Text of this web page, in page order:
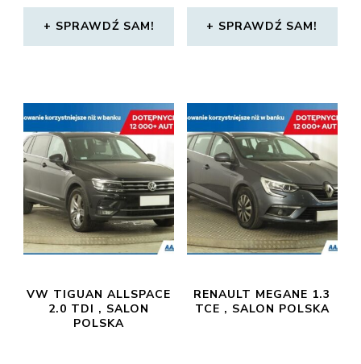
SPRAWDŹ SAM! SPRAWDŹ SAM!
VW TIGUAN ALLSPACE
2.0 TDI , SALON
POLSKA
RENAULT MEGANE 1.3
TCE , SALON POLSKA